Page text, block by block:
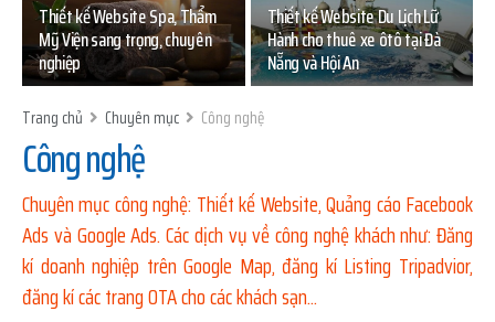
Thiết kế Website Spa, Thẩm
Mỹ Viện sang trọng, chuyên
nghiệp
Thiết kế Website Du Lịch Lữ
Hành cho thuê xe ôtô tại Đà
Nẵng và Hội An
Trang chủ Chuyên mục Công nghệ
Công nghệ
Chuyên mục công nghệ: Thiết kế Website, Quảng cáo Facebook
Ads và Google Ads. Các dịch vụ về công nghệ khách như: Đăng
kí doanh nghiệp trên Google Map, đăng kí Listing Tripadvior,
đăng kí các trang OTA cho các khách sạn...